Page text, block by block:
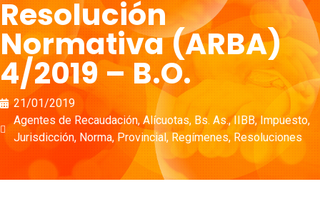
Resolución
Normativa (ARBA)
4/2019 – B.O.
21/01/2019
Agentes de Recaudación,Alícuotas, Bs. As.,IIBB,Impuesto,
Jurisdicción, Norma, Provincial, Regímenes, Resoluciones